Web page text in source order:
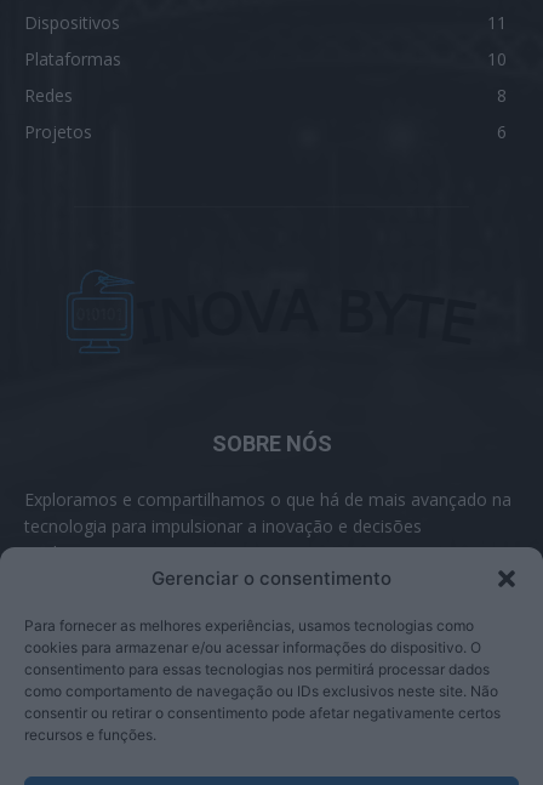
Gerenciar o consentimento
Para fornecer as melhores experiências, usamos tecnologias como
cookies para armazenar e/ou acessar informações do dispositivo. O
consentimento para essas tecnologias nos permitirá processar dados
como comportamento de navegação ou IDs exclusivos neste site. Não
consentir ou retirar o consentimento pode afetar negativamente certos
recursos e funções.
Dispositivos
11
Plataformas
10
Redes
8
Projetos
6
SOBRE NÓS
Exploramos e compartilhamos o que há de mais avançado na
tecnologia para impulsionar a inovação e decisões
inteligentes.
SIGA-NOS